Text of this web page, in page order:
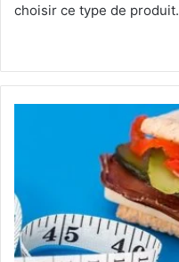
choisir ce type de produit.